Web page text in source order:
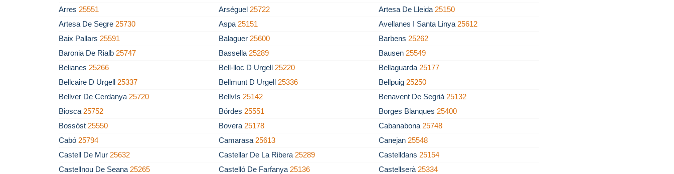
Arres 25551 Arséguel 25722 Artesa De Lleida 25150
Artesa De Segre 25730 Aspa 25151 Avellanes I Santa Linya 25612
Baix Pallars 25591 Balaguer 25600 Barbens 25262
Baronia De Rialb 25747 Bassella 25289 Bausen 25549
Belianes 25266 Bell-lloc D Urgell 25220 Bellaguarda 25177
Bellcaire D Urgell 25337 Bellmunt D Urgell 25336 Bellpuig 25250
Bellver De Cerdanya 25720 Bellvís 25142 Benavent De Segrià 25132
Biosca 25752 Bórdes 25551 Borges Blanques 25400
Bossóst 25550 Bovera 25178 Cabanabona 25748
Cabó 25794 Camarasa 25613 Canejan 25548
Castell De Mur 25632 Castellar De La Ribera 25289 Castelldans 25154
Castellnou De Seana 25265 Castelló De Farfanya 25136 Castellserà 25334